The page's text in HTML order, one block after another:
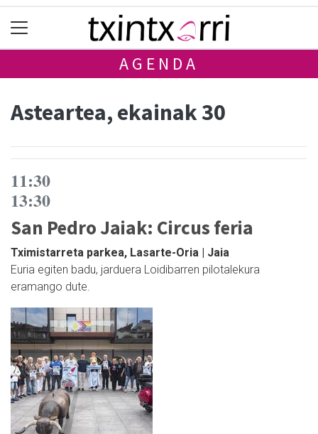
AGENDA
Asteartea, ekainak 30
11:30
13:30
San Pedro Jaiak: Circus feria
Tximistarreta parkea, Lasarte-Oria | Jaia
Euria egiten badu, jarduera Loidibarren pilotalekura
eramango dute.